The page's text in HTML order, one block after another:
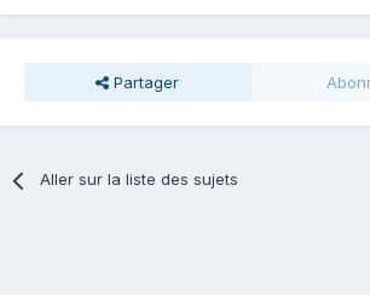
Partager
Aller sur la liste des sujets